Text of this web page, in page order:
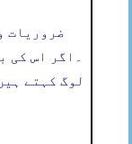
ضروریات
اگر اس کی
لوگ کہتے